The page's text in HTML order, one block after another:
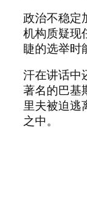
政治不稳定
机构质疑现
睫的选举时
汗在讲话中
著名的巴基
里夫被迫逃
之中。